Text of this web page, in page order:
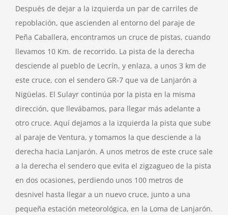
Después de dejar a la izquierda un par de carriles de
repoblación, que ascienden al entorno del paraje de
Peña Caballera, encontramos un cruce de pistas, cuando
llevamos 10 Km. de recorrido. La pista de la derecha
desciende al pueblo de Lecrín, y enlaza, a unos 3 km de
este cruce, con el sendero GR-7 que va de Lanjarón a
Nigüelas. El Sulayr continúa por la pista en la misma
dirección, que llevábamos, para llegar más adelante a
otro cruce. Aquí dejamos a la izquierda la pista que sube
al paraje de Ventura, y tomamos la que desciende a la
derecha hacia Lanjarón. A unos metros de este cruce sale
a la derecha el sendero que evita el zigzagueo de la pista
en dos ocasiones, perdiendo unos 100 metros de
desnivel hasta llegar a un nuevo cruce, junto a una
pequeña estación meteorológica, en la Loma de Lanjarón.